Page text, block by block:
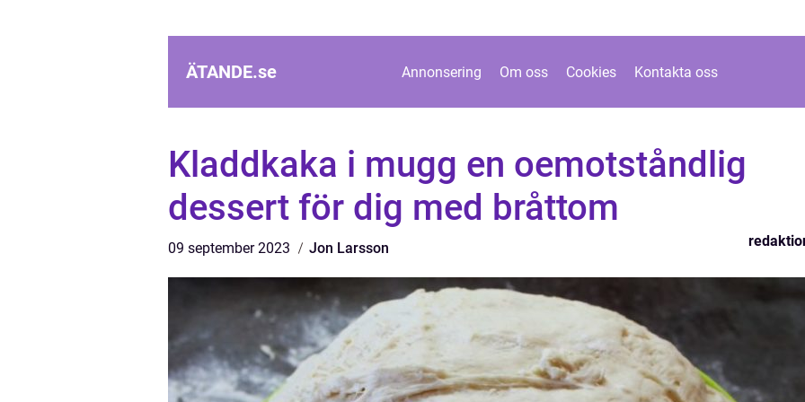
ÄTANDE.se Annonsering Om oss Cookies Kontakta oss
Kladdkaka i mugg en oemotståndlig
dessert för dig med bråttom
09 september 2023 Jon Larsson